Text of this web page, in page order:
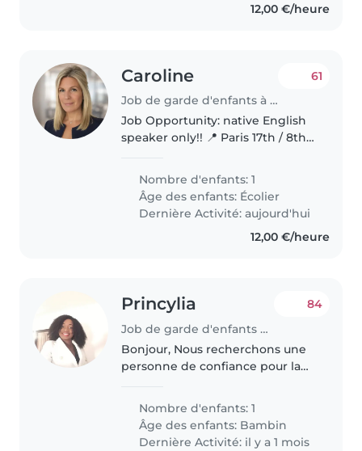
12,00 €/heure
Caroline
Job de garde d'enfants à Paris
61
Job Opportunity: native English
speaker only!! 📍 Paris 17th / 8th
Hours: Flexible, to be discussed
based on your availability We are
looking for a native..
Nombre d'enfants: 1
Âge des enfants: Écolier
Dernière Activité: aujourd'hui
12,00 €/heure
Princylia
Job de garde d'enfants à Paris
84
Bonjour, Nous recherchons une
personne de confiance pour la
Merci de nous contacter A très
bientôt
Nombre d'enfants: 1
Âge des enfants: Bambin
Dernière Activité: il y a 1 mois